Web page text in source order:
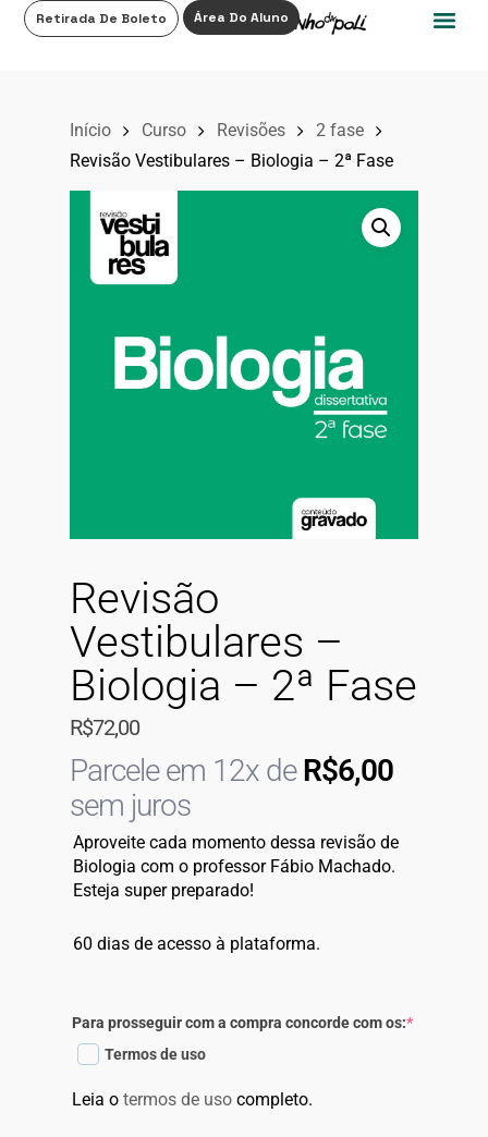
Retirada De Boleto Área Do Aluno
Início Curso Revisões
2 fase
Revisão Vestibulares – Biologia – 2ª Fase
Revisão
Vestibulares –
Biologia – 2ª Fase
R$72,00
Parcele em 12x deR$6,00
sem juros
Aproveite cada momento dessa revisão de
Biologia com o professor Fábio Machado.
Esteja super preparado!
60 dias de acesso à plataforma.
Para prosseguir com a compra concorde com os:*
Termos de uso
Leia o termos de uso completo.